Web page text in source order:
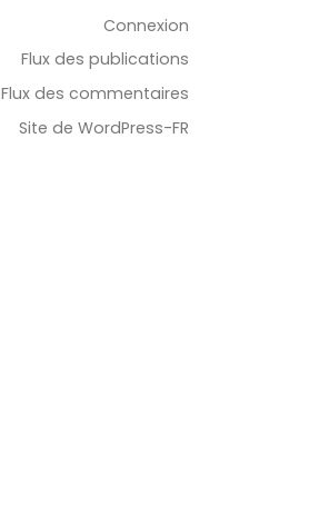
Connexion
Flux des publications
Flux des commentaires
Site de WordPress-FR